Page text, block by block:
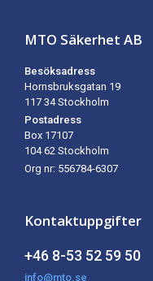
MTO Säkerhet AB
Besöksadress
Hornsbruksgatan 19
117 34 Stockholm
Postadress
Box 17107
104 62 Stockholm
Org nr: 556784-6307
Kontaktuppgifter
+46 8-53 52 59 50
info@mto.se